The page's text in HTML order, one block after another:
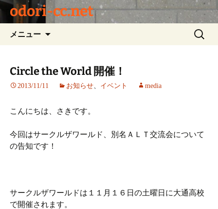
odori-cc.net
メニュー
ツ
プ
検
索:
Circle the World 開催！
2013/11/11 お知らせ、 イベント media
こんにちは、さきです。
今回はサークルザワールド、別名ＡＬＴ交流会について
の告知です！
サークルザワールドは１１月１６日の土曜日に大通高校
で開催されます。